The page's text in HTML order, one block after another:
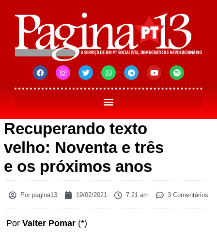
Recuperando texto
velho: Noventa e três
e os próximos anos
Por pagina13 19/02/2021 7:21 am 3 Comentários
Por Valter Pomar (*)